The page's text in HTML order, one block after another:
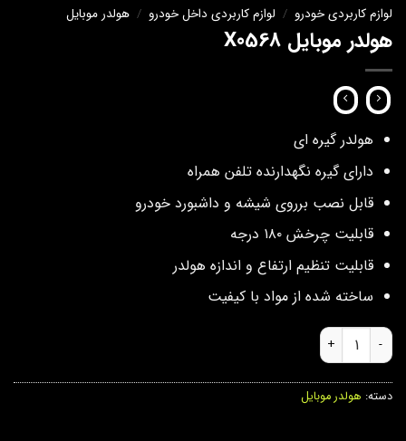
لوازم کاربردی خودرو / لوازم کاربردی داخل خودرو / هولدر موبایل
هولدر موبایل X0568
هولدر گیره ای
دارای گیره نگهدارنده تلفن همراه
قابل نصب برروی شیشه و داشبورد خودرو
قابلیت چرخش ۱۸۰ درجه
قابلیت تنظیم ارتفاع و اندازه هولدر
ساخته شده از مواد با کیفیت
هولدر موبایل X0568 عدد
دسته: هولدر موبایل